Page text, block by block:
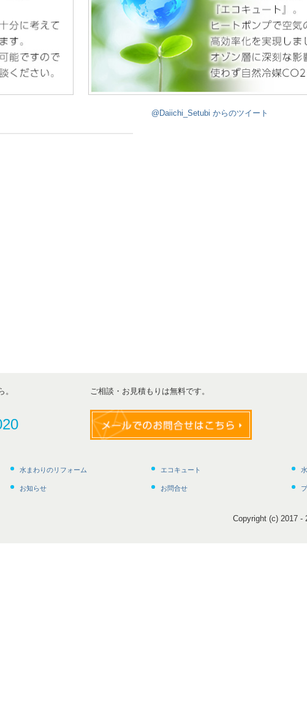
@Daiichi_Setubi からのツイート
ご相談・お見積もりは無料です。
水まわりのリフォーム エコキュート
お知らせ お問合せ
Copyright (c) 2017 -